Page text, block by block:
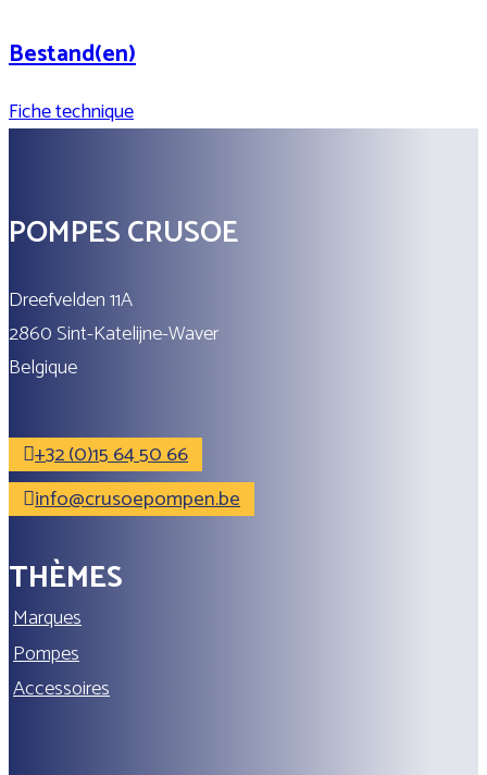
Bestand(en)
Fiche technique
POMPES CRUSOE
Dreefvelden 11A
2860 Sint-Katelijne-Waver
Belgique
+32 (0)15 64 50 66
info@crusoepompen.be
THÈMES
Marques
Pompes
Accessoires